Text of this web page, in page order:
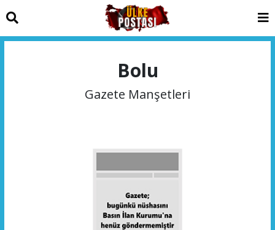
Bolu
Gazete Manşetleri